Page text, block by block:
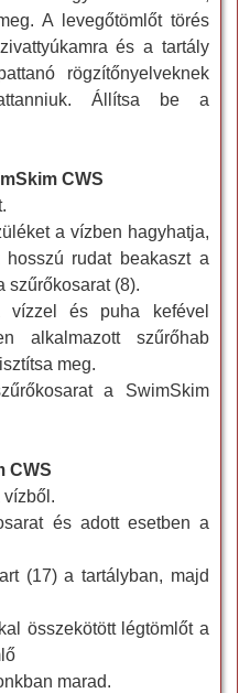
A levegőtömlőt törés
és a tartály
rögzítőnyelveknek
Állítsa be a
CWS
a vízben hagyhatja,
rudat beakaszt a
szűrőkosarat (8).
vízzel és puha kefével
alkalmazott szűrőhab
meg.
a SwimSkim
CWS
vízből.
és adott esetben a
(17) a tartályban, majd
összekötött légtömlőt a
marad.